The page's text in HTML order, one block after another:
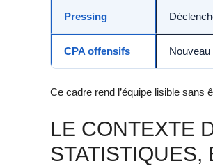
Pressing
CPA offensifs Nouveau
Ce cadre rend l’équipe lisible sans
LE CONTEXTE